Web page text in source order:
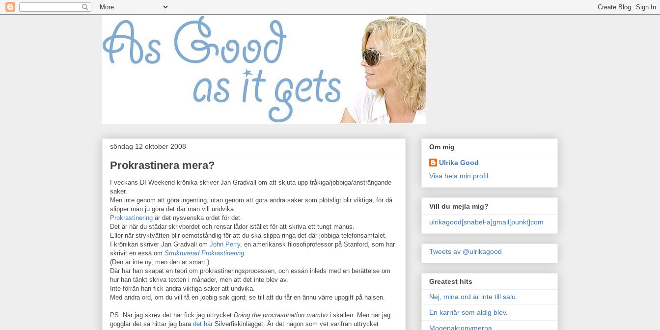
söndag 12 oktober 2008
Prokrastinera mera?
I veckans DI Weekend-krönika skriver Jan Gradvall om att skjuta upp tråkiga/jobbiga/ansträngande
saker.
Men inte genom att göra ingenting, utan genom att göra andra saker som plötsligt blir viktiga, för då
slipper man ju göra det där man vill undvika.
Prokrastinering är det nysvenska ordet för det.
Det är när du städar skrivbordet och rensar lådor istället för att skriva ett tungt manus.
Eller när stryktvätten blir oemotståndlig för att du ska slippa ringa det där jobbiga telefonsamtalet.
I krönikan skriver Jan Gradvall om John Perry, en amerikansk filosofiprofessor på Stanford, som har
skrivit en essä om Strukturerad Prokrastinering.
(Den är inte ny, men den är smart.)
Där har han skapat en teori om prokrastineringsprocessen, och essän inleds med en berättelse om
hur han tänkt skriva texten i månader, men att det inte blev av.
Inte förrän han fick andra viktiga saker att undvika.
Med andra ord, om du vill få en jobbig sak gjord; se till att du får en ännu värre uppgift på halsen.
PS. När jag skrev det här fick jag uttrycket Doing the procrastination mambo i skallen. Men när jag
gogglar det så hittar jag bara det här Silverfiskinlägget. Är det någon som vet varifrån uttrycket
Om mig
Ulrika Good
Visa hela min profil
Vill du mejla mig?
ulrikagood[snabel-a]gmail[punkt]com
Tweets av @ulrikagood
Greatest hits
Nej, mina ord är inte till salu.
En karriär som aldig blev.
Mogenakronymerna